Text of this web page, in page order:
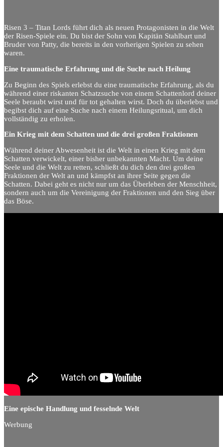
Risen 3 – Titan Lords führt dich als neuen Protagonisten in die Welt
der Risen-Spiele ein. Du bist der Sohn von Kapitän Stahlbart und
Bruder von Patty, die bereits in den vorherigen Spielen zu sehen
waren.
Eine traumatische Erfahrung und die Suche nach Heilung
Zu Beginn des Spiels erlebst du eine traumatische Erfahrung, als du
während einer riskanten Schatzsuche von einem Schattenlord deiner
Seele beraubt wirst und für tot gehalten wirst. Doch du überlebst und
begibst dich auf eine Suche nach einem Heilungsritual, um dich
vollständig zu erholen.
Ein Krieg mit dem Schatten und die drei großen Fraktionen
Während deiner Abwesenheit ist die Welt in einen Krieg mit dem
Schatten verwickelt, einer bisher unbekannten Macht. Um deine
Seele und die Welt zu retten, schließt du dich den drei großen
Fraktionen der Welt an und kämpfst an ihrer Seite gegen die
Schatten. Dabei geht es nicht nur um das Überleben der Menschheit,
sondern auch um die Vereinigung der Fraktionen und den Sieg über
das Böse.
Eine epische Handlung und fesselnde Welt
Werbung